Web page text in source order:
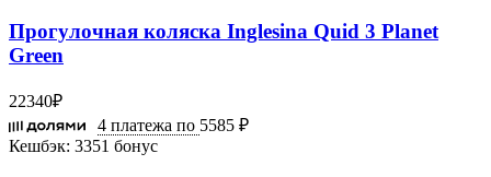
Прогулочная коляска Inglesina Quid 3 Planet
Green
22340₽
4 платежа по 5585 ₽
Кешбэк: 3351 бонус